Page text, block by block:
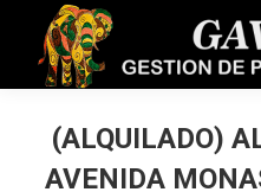
(ALQUILADO)
AVENIDA